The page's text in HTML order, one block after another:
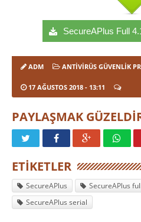
SecureAPlus Full
ADM ANTIVIRÜS GÜVENLIK
17 AĞUSTOS 2018 - 13:11
PAYLAŞMAK
ETIKETLER
SecureAPlus SecureAPlus full
SecureAPlus serial